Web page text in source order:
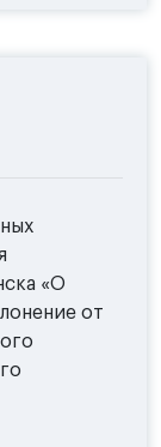
«О
от